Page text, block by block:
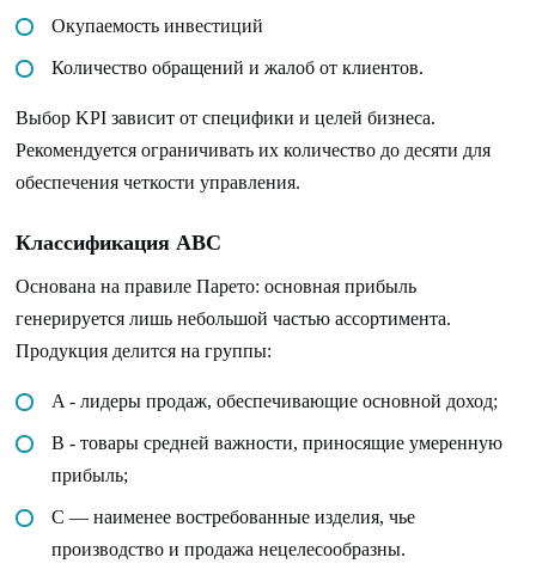
Окупаемость инвестиций
Количество обращений и жалоб от клиентов.
Выбор KPI зависит от специфики и целей бизнеса.
Рекомендуется ограничивать их количество до десяти для
обеспечения четкости управления.
Классификация ABC
Основана на правиле Парето: основная прибыль
генерируется лишь небольшой частью ассортимента.
Продукция делится на группы:
A - лидеры продаж, обеспечивающие основной доход;
B - товары средней важности, приносящие умеренную
прибыль;
C — наименее востребованные изделия, чье
производство и продажа нецелесообразны.